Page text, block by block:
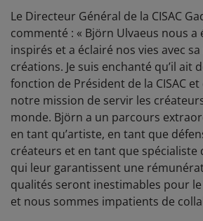
Le Directeur Général de la CISAC
commenté : « Björn Ulvaeus nous a
inspirés et a éclairé nos vies avec
créations. Je suis enchanté qu’il ait
fonction de Président de la CISAC
notre mission de servir les
monde. Björn a un parcours
en tant qu’artiste, en tant que
créateurs et en tant que spécialiste
qui leur garantissent une
qualités seront inestimables pour le
et nous sommes impatients de